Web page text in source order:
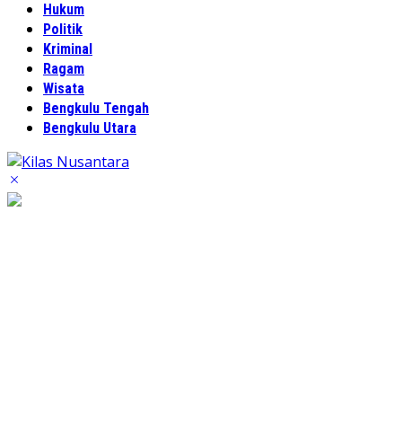
Hukum
Politik
Kriminal
Ragam
Wisata
Bengkulu Tengah
Bengkulu Utara